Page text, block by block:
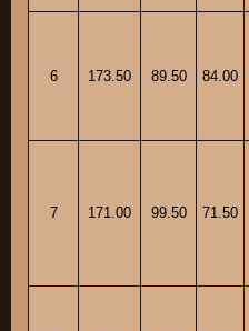
6 173.50 89.50 84.00
7 171.00 99.50 71.50